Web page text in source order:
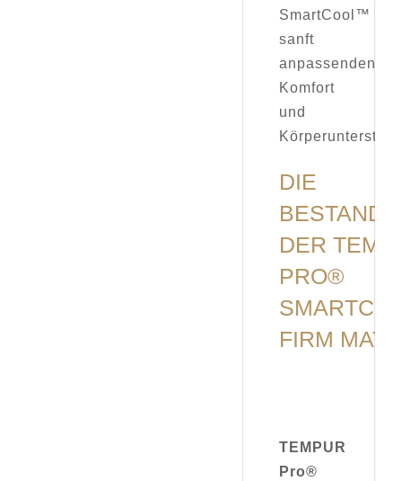
SmartCool™
sanft
anpassenden
Komfort
und
DIE
DER
PRO®
FIRM
TEMPUR
Pro®